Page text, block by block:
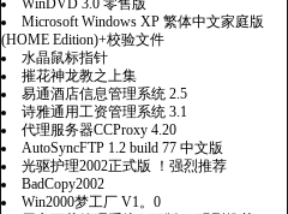
WinDVD 3.0 零售版
Microsoft Windows XP 繁体中文家庭版
(HOME Edition)+校验文件
水晶鼠标指针
摧花神龙教之上集
易通酒店信息管理系统 2.5
诗雅通用工资管理系统 3.1
代理服务器CCProxy 4.20
AutoSyncFTP 1.2 build 77 中文版
光驱护理2002正式版 ！强烈推荐
BadCopy2002
Win2000梦工厂 V1。0